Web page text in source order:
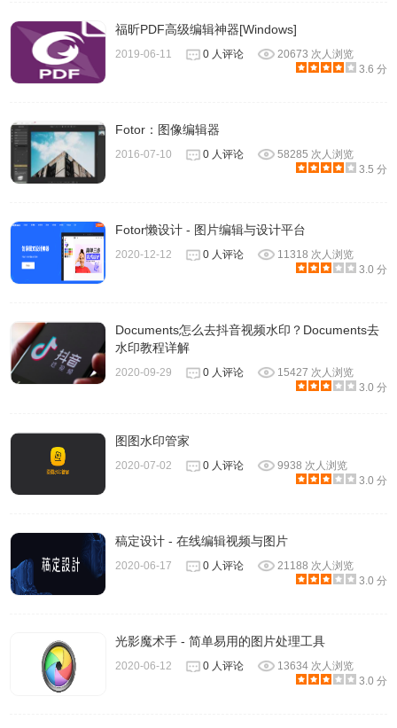
直接以云盘作为管理界面，将照片iPad本地照片直接载入到
网盘里。
4、使用Pixelmator Photo在iPad上处理好的照片，可以快速
续对照片进行处理或者再次创意工作。
福昕PDF高级编辑神器[Windows]
2019-06-11 0 人评论
20673 次人浏览
3.6 分
Fotor：图像编辑器
2016-07-10 0 人评论
58285 次人浏览
3.5 分
Fotor懒设计 - 图片编辑与设计平台
2020-12-12 0 人评论
11318 次人浏览
3.0 分
Documents怎么去抖音视频水印？Documents去
水印教程详解
2020-09-29 0 人评论
15427 次人浏览
3.0 分
图图水印管家
2020-07-02 0 人评论
9938 次人浏览
3.0 分
稿定设计 - 在线编辑视频与图片
2020-06-17 0 人评论
21188 次人浏览
3.0 分
光影魔术手 - 简单易用的图片处理工具
2020-06-12 0 人评论
13634 次人浏览
3.0 分